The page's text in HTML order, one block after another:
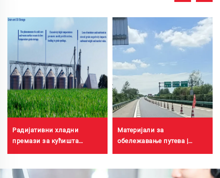
Радијативни хладни
премази за кућишта
плоча од бојевог челика,
Материјали за
обележавање путева |
асфалтне и бетонске